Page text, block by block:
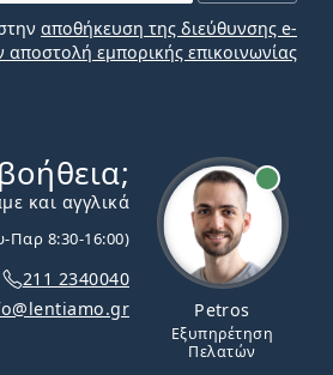
αποθήκευση της διεύθυνσης e-
εμπορικής επικοινωνίας
Petros
Εξυπηρέτηση
Πελατών
και αγγλικά
Παρ 8:30-16:00)
211 2340040